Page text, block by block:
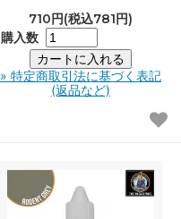
710円(税込781円)
購入数
» 特定商取引法に基づく表記
(返品など)